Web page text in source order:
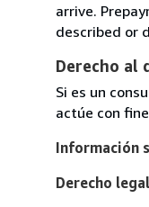
arrive.
described or
Derecho al
Si es un
actúe con
Información
Derecho